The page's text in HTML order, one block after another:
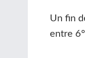
Un fin
entre